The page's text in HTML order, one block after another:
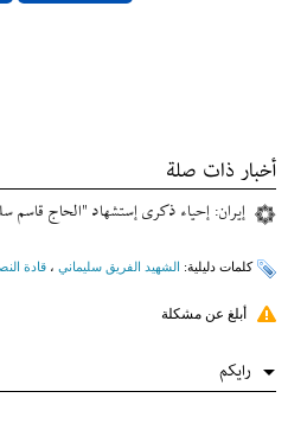
أخبار ذات صلة
إيران: إحیاء ذکری إستشهاد "الحاج قاسم
کلمات دلیلیة: الشهید الفريق سليماني ، قادة
أبلغ عن مشكلة
رایکم